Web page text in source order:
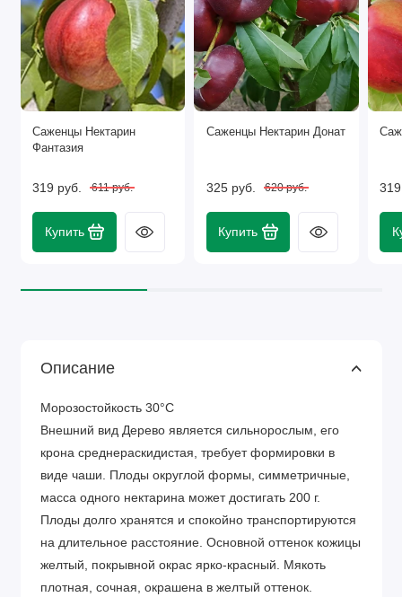
Саженцы Нектарин
Фантазия
319 руб. 611 руб.
Купить
Саженцы Нектарин Донат
325 руб. 620 руб.
Купить
Описание
Морозостойкость 30°C
Внешний вид Дерево является сильнорослым, его
крона среднераскидистая, требует формировки в
виде чаши. Плоды округлой формы, симметричные,
масса одного нектарина может достигать 200 г.
Плоды долго хранятся и спокойно транспортируются
на длительное расстояние. Основной оттенок кожицы
желтый, покрывной окрас ярко-красный. Мякоть
плотная, сочная, окрашена в желтый оттенок.